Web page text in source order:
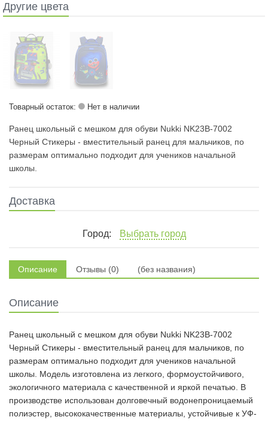
Другие цвета
Товарный остаток: Нет в наличии
Ранец школьный с мешком для обуви Nukki NK23B-7002
Черный Стикеры - вместительный ранец для мальчиков, по
размерам оптимально подходит для учеников начальной
школы.
Доставка
Город: Выбрать город
Описание Отзывы (0) (без названия)
Описание
Ранец школьный с мешком для обуви Nukki NK23B-7002
Черный Стикеры - вместительный ранец для мальчиков, по
размерам оптимально подходит для учеников начальной
школы. Модель изготовлена из легкого, формоустойчивого,
экологичного материала с качественной и яркой печатью. В
производстве использован долговечный водонепроницаемый
полиэстер, высококачественные материалы, устойчивые к УФ-